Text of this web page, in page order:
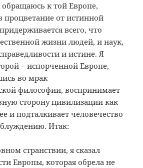
к той Европе,
процветание от истинной
всего, что
жизни людей, и наук,
и истине. Я
– испорченной Европе,
во мрак
философии, воспринимает
сторону цивилизации как
и подталкивает человечество
Итак:
странствии, я сказал
Европы, которая обрела не